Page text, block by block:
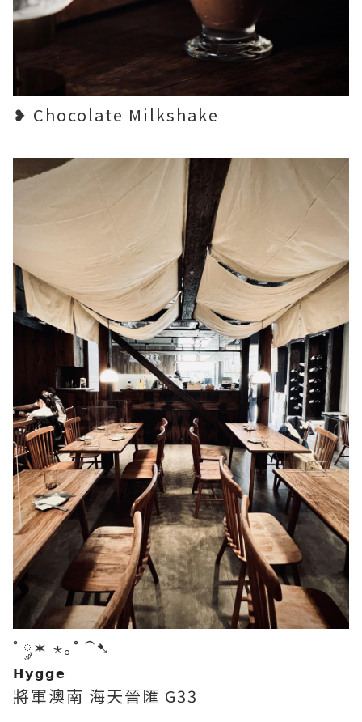
❥ Chocolate Milkshake
˚ ༘✶ ⋆｡˚ ⁀➷
𝗛𝘆𝗴𝗴𝗲
將軍澳南 海天晉匯 G33